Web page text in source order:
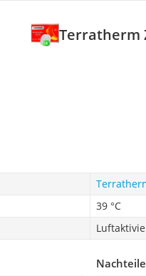
Terratherm
39 °C
Nachteile